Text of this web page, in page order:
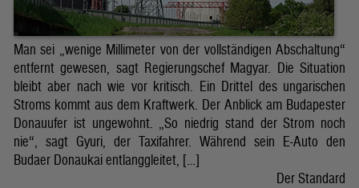
Man sei „wenige Millimeter von der vollständigen Abschaltung“
entfernt gewesen, sagt Regierungschef Magyar. Die Situation
bleibt aber nach wie vor kritisch. Ein Drittel des ungarischen
Stroms kommt aus dem Kraftwerk. Der Anblick am Budapester
Donauufer ist ungewohnt. „So niedrig stand der Strom noch
nie“, sagt Gyuri, der Taxifahrer. Während sein E-Auto den
Budaer Donaukai entlanggleitet, […]
Der Standard